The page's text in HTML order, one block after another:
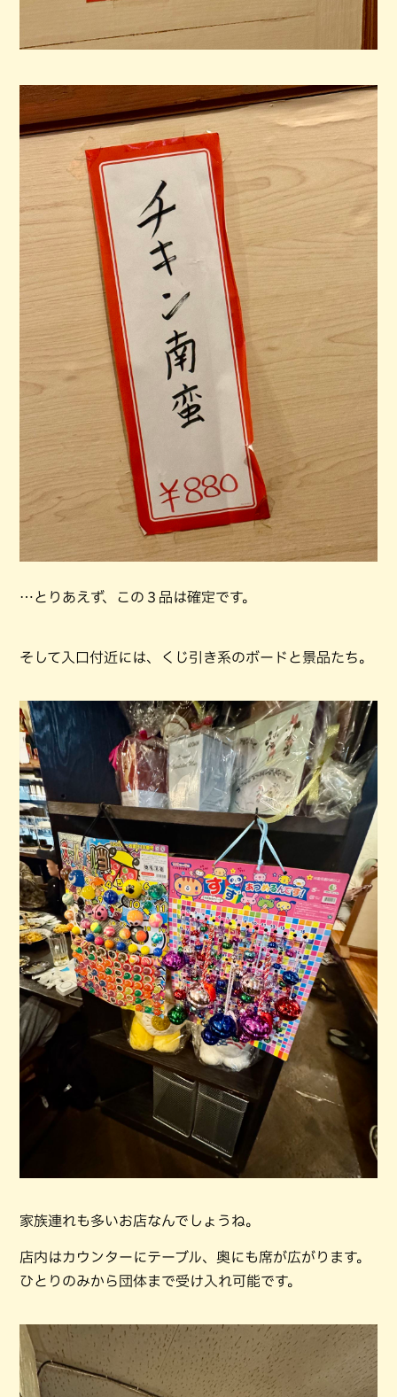
…とりあえず、この３品は確定です。
そして入口付近には、くじ引き系のボードと景品たち。
家族連れも多いお店なんでしょうね。
店内はカウンターにテーブル、奥にも席が広がります。
ひとりのみから団体まで受け入れ可能です。